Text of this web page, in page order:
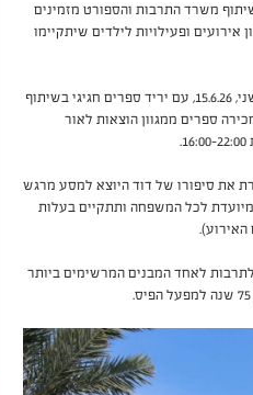
משרד התרבות והספורט מזמינים
ופעילויות לילדים שיתקיימו
במסגרת אירועי שבוע הספר יתקיים האירוע המרכזי ביום שני, 15.6.26, עם יריד ספרים חגיגי בשיתוף
ספרים ממגוון הוצאות לאור
את סיפורו של דוד היוצא למסע מרגש
לכל המשפחה ותתקיים בעלות
לאחד המבנים המרשימים ביותר